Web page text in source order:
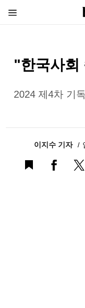
"한국사회
2024 제4차 기
이지수 기자